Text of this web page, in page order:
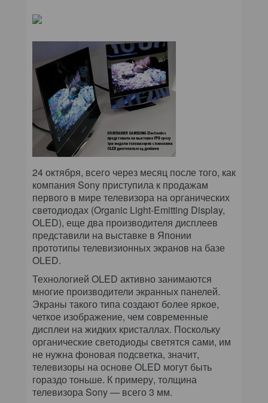
24 октября, всего через месяц после того, как
компания Sony приступила к продажам
первого в мире телевизора на органических
светодиодах (Organic Light-Emitting Display,
OLED), еще два производителя дисплеев
представили на выставке в Японии
прототипы телевизионных экранов на базе
OLED.
Технологией OLED активно занимаются
многие производители экранных панелей.
Экраны такого типа создают более яркое,
четкое изображение, чем современные
дисплеи на жидких кристаллах. Поскольку
органические светодиоды светятся сами, им
не нужна фоновая подсветка, значит,
телевизоры на основе OLED могут быть
гораздо тоньше. К примеру, толщина
телевизора Sony — всего 3 мм.